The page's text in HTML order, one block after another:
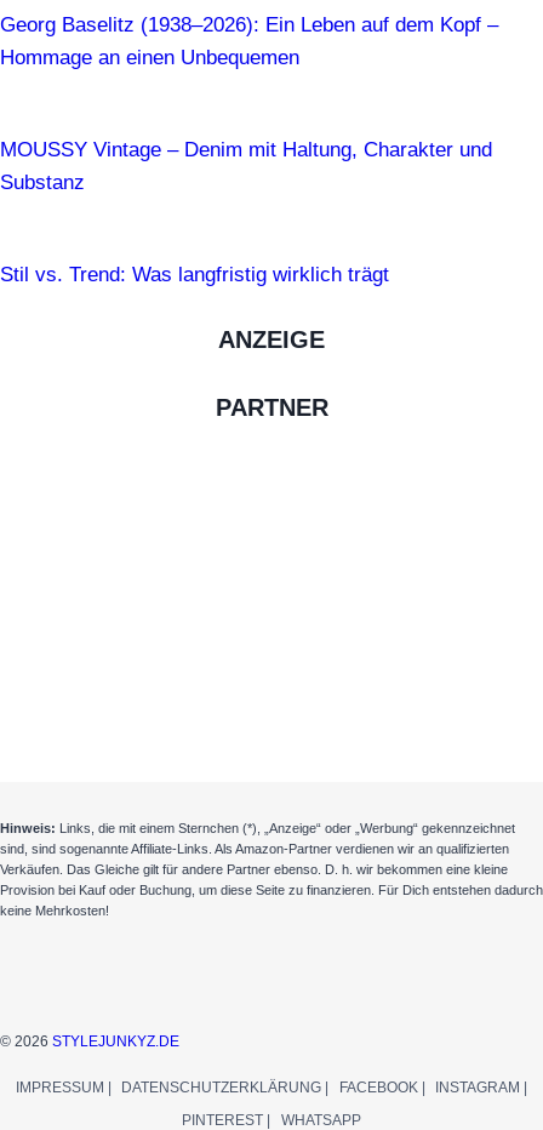
Georg Baselitz (1938–2026): Ein Leben auf dem Kopf –
Hommage an einen Unbequemen
MOUSSY Vintage – Denim mit Haltung, Charakter und
Substanz
Stil vs. Trend: Was langfristig wirklich trägt
ANZEIGE
PARTNER
Hinweis: Links, die mit einem Sternchen (*), „Anzeige“ oder „Werbung“ gekennzeichnet
sind, sind sogenannte Affiliate-Links. Als Amazon-Partner verdienen wir an qualifizierten
Verkäufen. Das Gleiche gilt für andere Partner ebenso. D. h. wir bekommen eine kleine
Provision bei Kauf oder Buchung, um diese Seite zu finanzieren. Für Dich entstehen dadurch
keine Mehrkosten!
© 2026 STYLEJUNKYZ.DE
IMPRESSUM | DATENSCHUTZERKLÄRUNG | FACEBOOK |
INSTAGRAM |
PINTEREST |
WHATSAPP